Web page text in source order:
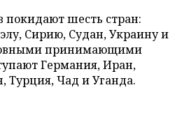
покидают шесть стран:
Сирию, Судан, Украину и
принимающими
Германия, Иран,
Турция, Чад и Уганда.